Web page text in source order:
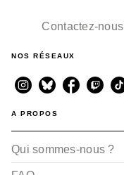
Contactez-nous
NOS RÉSEAUX
A PROPOS
Qui sommes-nous ?